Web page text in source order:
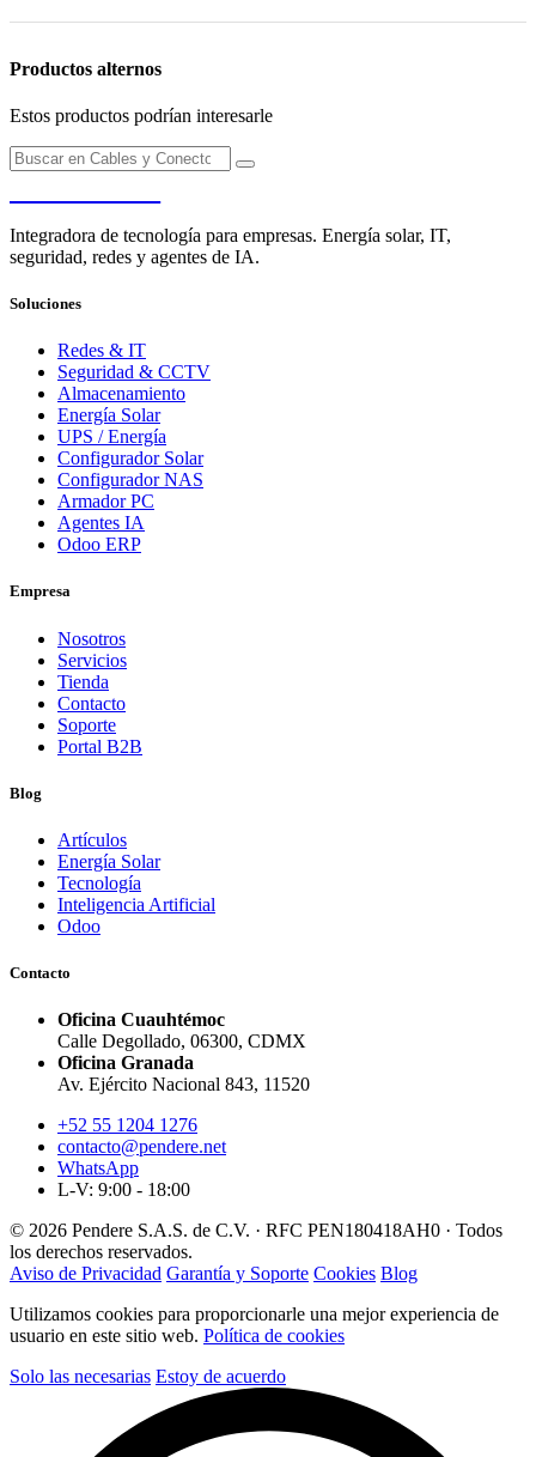
Productos alternos
Estos productos podrían interesarle
Integradora de tecnología para empresas. Energía solar, IT,
seguridad, redes y agentes de IA.
Soluciones
Redes & IT
Seguridad & CCTV
Almacenamiento
Energía Solar
UPS / Energía
Configurador Solar
Configurador NAS
Armador PC
Agentes IA
Odoo ERP
Empresa
Nosotros
Servicios
Tienda
Contacto
Soporte
Portal B2B
Blog
Artículos
Energía Solar
Tecnología
Inteligencia Artificial
Odoo
Contacto
Oficina Cuauhtémoc
Calle Degollado, 06300, CDMX
Oficina Granada
Av. Ejército Nacional 843, 11520
+52 55 1204 1276
contacto@pendere.net
WhatsApp
L-V: 9:00 - 18:00
© 2026 Pendere S.A.S. de C.V. · RFC PEN180418AH0 · Todos
los derechos reservados.
Aviso de Privacidad Garantía y Soporte Cookies Blog
Utilizamos cookies para proporcionarle una mejor experiencia de
usuario en este sitio web. Política de cookies
Solo las necesarias Estoy de acuerdo